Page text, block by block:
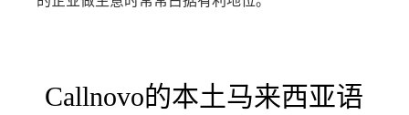
Callnovo的本土马来西亚语